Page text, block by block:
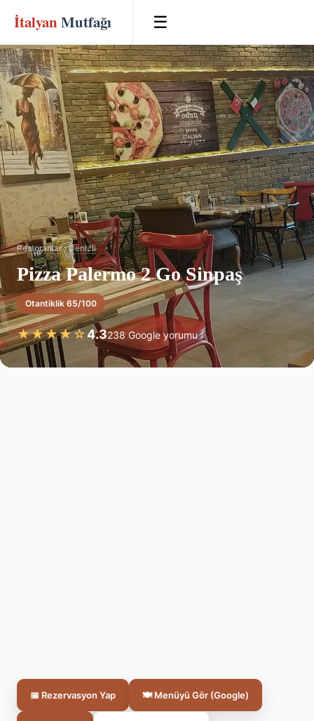
İtalyan Mutfağı ☰
Restoranlar›Denizli
Pizza Palermo 2 Go Sinpaş
Otantiklik 65/100
★★★★☆4.3238 Google yorumu
📅 Rezervasyon Yap 🍽️ Menüyü Gör (Google)